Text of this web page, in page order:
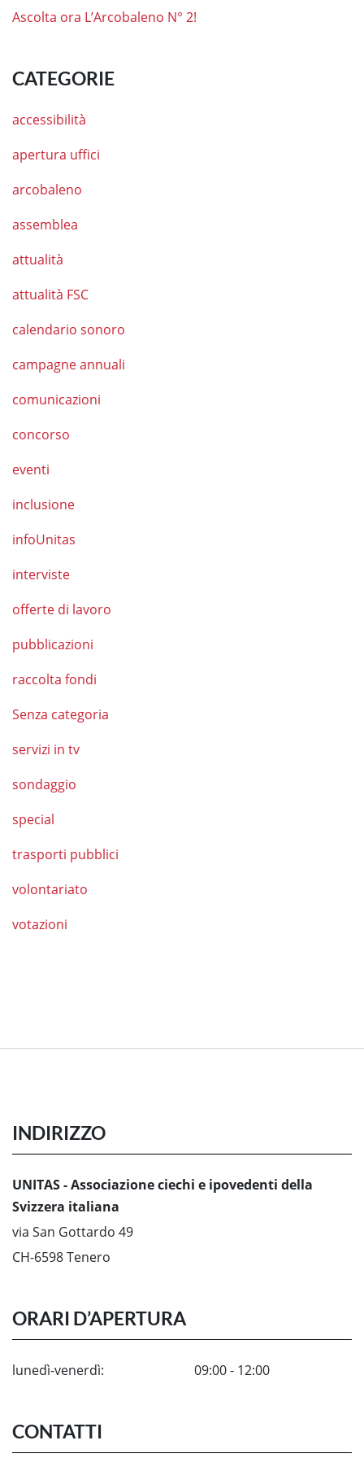
Ascolta ora L’Arcobaleno N° 2!
CATEGORIE
accessibilità
apertura uffici
arcobaleno
assemblea
attualità
attualità FSC
calendario sonoro
campagne annuali
comunicazioni
concorso
eventi
inclusione
infoUnitas
interviste
offerte di lavoro
pubblicazioni
raccolta fondi
Senza categoria
servizi in tv
sondaggio
special
trasporti pubblici
volontariato
votazioni
INDIRIZZO
UNITAS - Associazione ciechi e ipovedenti della
Svizzera italiana
via San Gottardo 49
CH-6598 Tenero
ORARI D’APERTURA
lunedì-venerdì: 09:00 - 12:00
CONTATTI